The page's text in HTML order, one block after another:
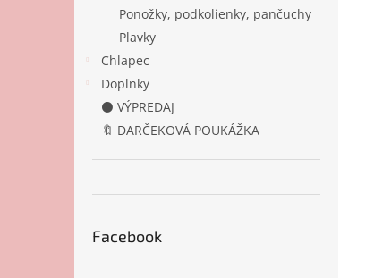
Ponožky, podkolienky, pančuchy
Plavky
Chlapec
Doplnky
⚫ VÝPREDAJ
🔖 DARČEKOVÁ POUKÁŽKA
Facebook